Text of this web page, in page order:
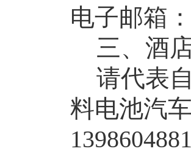
电子邮箱
三、酒
请代表
料电池汽